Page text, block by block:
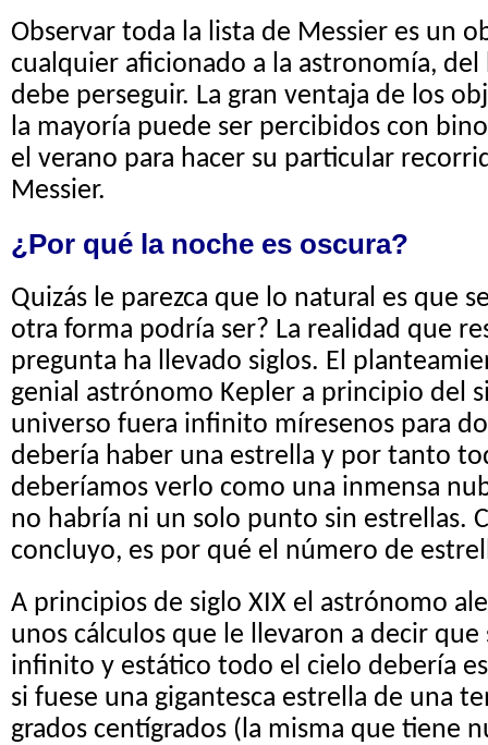
Observar toda la lista de Messier es un
cualquier aficionado a la astronomía,
debe perseguir. La gran ventaja de los
la mayoría puede ser percibidos con
el verano para hacer su particular
Messier.
¿Por qué la noche es oscura?
Quizás le parezca que lo natural es que
otra forma podría ser? La realidad que
pregunta ha llevado siglos. El
genial astrónomo Kepler a principio del
universo fuera infinito míresenos para
debería haber una estrella y por tanto
deberíamos verlo como una inmensa
no habría ni un solo punto sin estrellas.
concluyo, es por qué el número de
A principios de siglo XIX el astrónomo
unos cálculos que le llevaron a decir que
infinito y estático todo el cielo debería
si fuese una gigantesca estrella de una
grados centígrados (la misma que tiene